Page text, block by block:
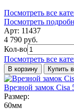
Посмотреть все
Посмотреть
Арт: 11437
4 790 руб.
Кол-во
Посмотреть все
В корзину Купить
Врезной замок Cisa
Размер:
60мм